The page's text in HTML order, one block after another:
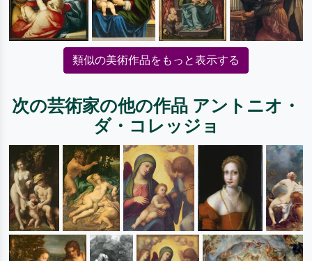
類似の美術作品をもっと表示する
次の芸術家の他の作品 アントニオ・
ダ・コレッジョ